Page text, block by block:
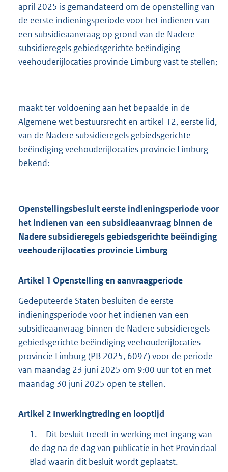
april 2025 is gemandateerd om de openstelling van
de eerste indieningsperiode voor het indienen van
een subsidieaanvraag op grond van de Nadere
subsidieregels gebiedsgerichte beëindiging
veehouderijlocaties provincie Limburg vast te stellen;
maakt ter voldoening aan het bepaalde in de
Algemene wet bestuursrecht en artikel 12, eerste lid,
van de Nadere subsidieregels gebiedsgerichte
beëindiging veehouderijlocaties provincie Limburg
bekend:
Openstellingsbesluit eerste indieningsperiode voor
het indienen van een subsidieaanvraag binnen de
Nadere subsidieregels gebiedsgerichte beëindiging
veehouderijlocaties provincie Limburg
Artikel 1 Openstelling en aanvraagperiode
Gedeputeerde Staten besluiten de eerste
indieningsperiode voor het indienen van een
subsidieaanvraag binnen de Nadere subsidieregels
gebiedsgerichte beëindiging veehouderijlocaties
provincie Limburg (PB 2025, 6097) voor de periode
van maandag 23 juni 2025 om 9:00 uur tot en met
maandag 30 juni 2025 open te stellen.
Artikel 2 Inwerkingtreding en looptijd
1.
Dit besluit treedt in werking met ingang van
de dag na de dag van publicatie in het Provinciaal
Blad waarin dit besluit wordt geplaatst.